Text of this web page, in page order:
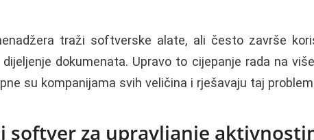
traži softverske alate, ali često završe
dokumenata. Upravo to cijepanje rada na
su kompanijama svih veličina i rješavaju taj
softver za upravljanje